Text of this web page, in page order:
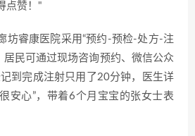
点赞！"
坊睿康医院采用“预约-预检-处方-注
居民可通过现场咨询预约、微信公众
到完成注射只用了20分钟，医生详
安心”，带着6个月宝宝的张女士表